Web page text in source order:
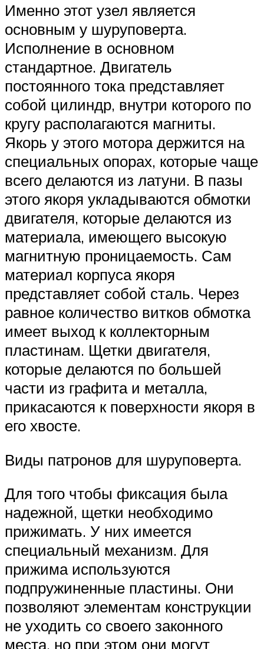
Именно этот узел является
основным у шуруповерта.
Исполнение в основном
стандартное. Двигатель
постоянного тока представляет
собой цилиндр, внутри которого по
кругу располагаются магниты.
Якорь у этого мотора держится на
специальных опорах, которые чаще
всего делаются из латуни. В пазы
этого якоря укладываются обмотки
двигателя, которые делаются из
материала, имеющего высокую
магнитную проницаемость. Сам
материал корпуса якоря
представляет собой сталь. Через
равное количество витков обмотка
имеет выход к коллекторным
пластинам. Щетки двигателя,
которые делаются по большей
части из графита и металла,
прикасаются к поверхности якоря в
его хвосте.
Виды патронов для шуруповерта.
Для того чтобы фиксация была
надежной, щетки необходимо
прижимать. У них имеется
специальный механизм. Для
прижима используются
подпружиненные пластины. Они
позволяют элементам конструкции
не уходить со своего законного
места, но при этом они могут